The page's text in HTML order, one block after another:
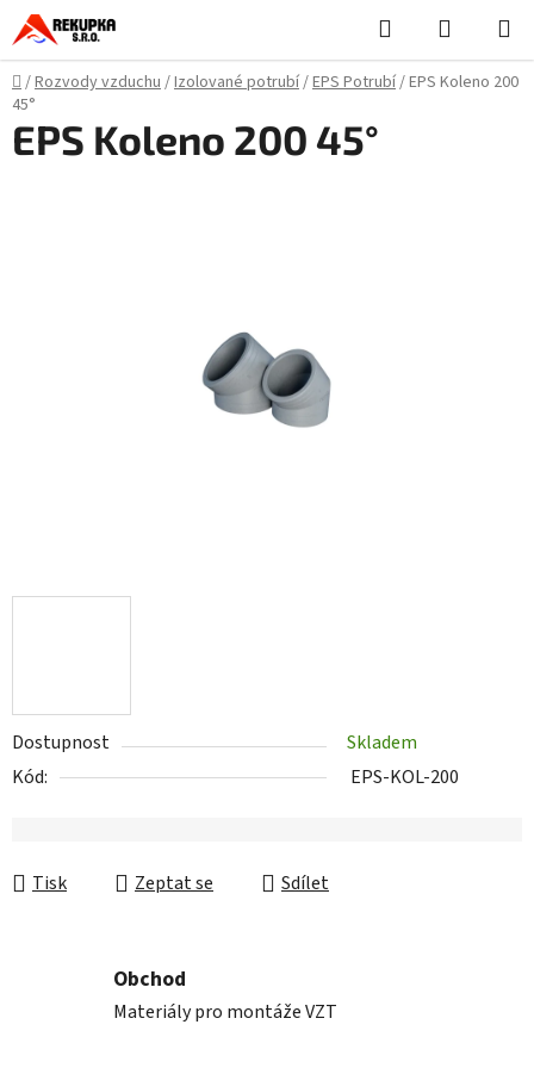
Přejít
na
obsah
Hledat
KOŠÍK
Domů
/Rozvody vzduchu/Izolované potrubí/EPS Potrubí/EPS Koleno 200
45°
Dostupnost
Skladem
Kód:
EPS-KOL-200
Tisk Zeptat se Sdílet
EPS Koleno 200 45°
Obchod
Materiály pro montáže VZT